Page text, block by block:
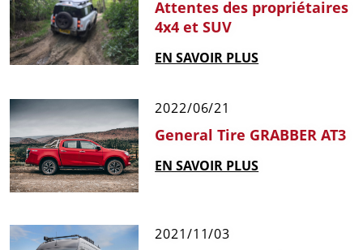
Attentes des propriétaires
4x4 et SUV
EN SAVOIR PLUS
2022/06/21
General Tire GRABBER AT3
EN SAVOIR PLUS
2021/11/03